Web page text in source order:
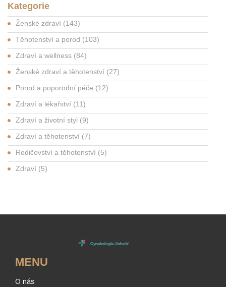
Kategorie
Ženské zdraví (143)
Těhotenství a porod (103)
Zdraví a wellness (84)
Ženské zdraví a těhotenství (27)
Porod a poporodní péče (12)
Zdraví a lékařství (11)
Zdraví a životní styl (9)
Zdraví a těhotenství (7)
Rodičovství a těhotenství (5)
Zdraví (5)
MENU
O nás